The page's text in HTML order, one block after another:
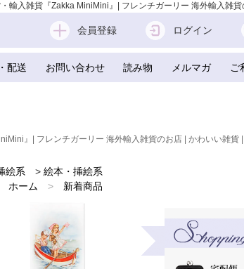
入雑貨『Zakka MiniMini』| フレンチガーリー 海外輸入雑
会員登録 ログイン
配送 お問い合わせ 読み物 メルマガ ご
』| フレンチガーリー 海外輸入雑貨のお店 | かわいい雑貨
絵系 > 絵本・挿絵系
ホーム
>
新着商品
かわいい雑貨
>
フレンチ雑貨
フレンチポストカード